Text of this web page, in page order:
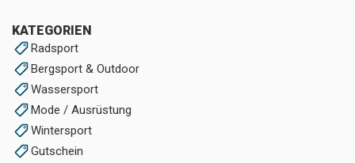
KATEGORIEN
Radsport
Bergsport & Outdoor
Wassersport
Mode / Ausrüstung
Wintersport
Gutschein